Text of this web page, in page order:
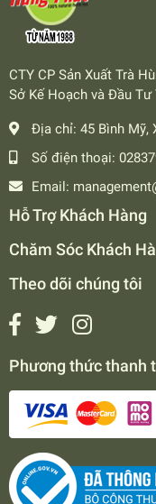
CTY CP Sản Xuất Trà
Sở Kế Hoạch và Đầu
Địa chỉ: 45 Bình Mỹ,
Số điện thoại:
Email:
Hỗ Trợ Khách Hàng
Chăm Sóc Khách
Theo dõi chúng tôi
Phương thức thanh